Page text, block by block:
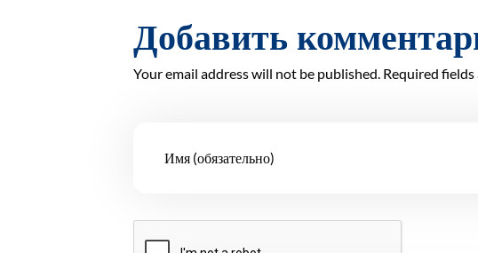
Добавить
Your email address will not be published. Required fields